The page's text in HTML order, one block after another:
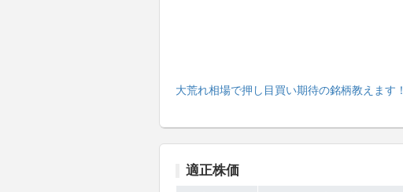
大荒れ相場で押し目買い期待の銘柄教えます！
適正株価